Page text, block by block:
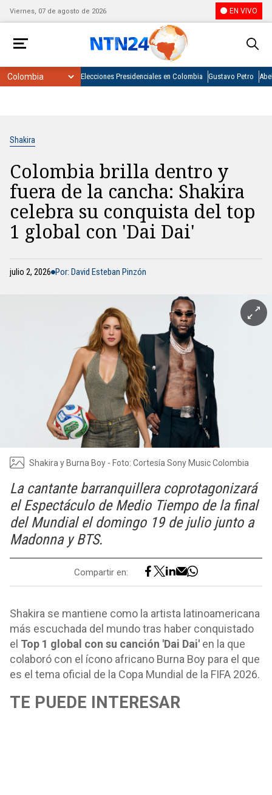
Viernes, 07 de agosto de 2026 EN VIVO
Elecciones Presidenciales en Colombia Gustavo Petro
Shakira
Colombia brilla dentro y
fuera de la cancha: Shakira
celebra su conquista del top
1 global con 'Dai Dai'
julio 2, 2026 Por: David Esteban Pinzón
Shakira y Burna Boy - Foto: Cortesía Sony Music Colombia
La cantante barranquillera coprotagonizará
el Espectáculo de Medio Tiempo de la final
del Mundial el domingo 19 de julio junto a
Madonna y BTS.
Compartir en:
Shakira se mantiene como la artista latinoamericana
más escuchada del mundo tras haber conquistado
el Top 1 global con su canción 'Dai Dai' en la que
colaboró con el ícono africano Burna Boy para el que
es el tema oficial de la Copa Mundial de la FIFA 2026.
TE PUEDE INTERESAR